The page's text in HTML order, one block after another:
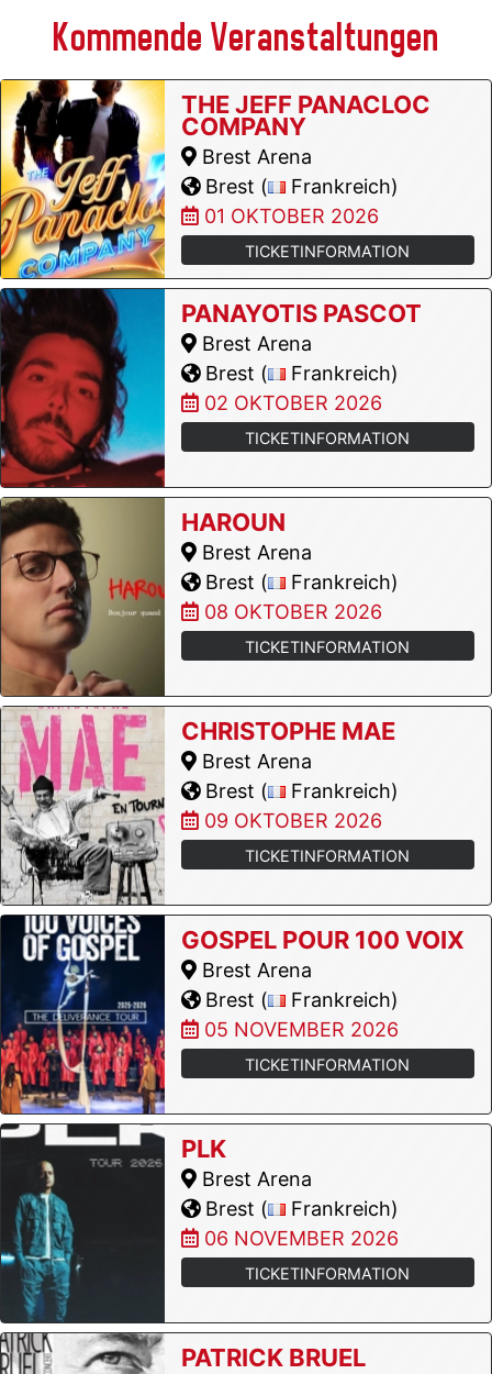
Kommende Veranstaltungen
THE JEFF PANACLOC
COMPANY
Brest Arena
Brest (
Frankreich)
01 OKTOBER 2026
TICKETINFORMATION
PANAYOTIS PASCOT
Brest Arena
Brest (
Frankreich)
02 OKTOBER 2026
TICKETINFORMATION
HAROUN
Brest Arena
Brest (
Frankreich)
08 OKTOBER 2026
TICKETINFORMATION
CHRISTOPHE MAE
Brest Arena
Brest (
Frankreich)
09 OKTOBER 2026
TICKETINFORMATION
GOSPEL POUR 100 VOIX
Brest Arena
Brest (
Frankreich)
05 NOVEMBER 2026
TICKETINFORMATION
PLK
Brest Arena
Brest (
Frankreich)
06 NOVEMBER 2026
TICKETINFORMATION
PATRICK BRUEL